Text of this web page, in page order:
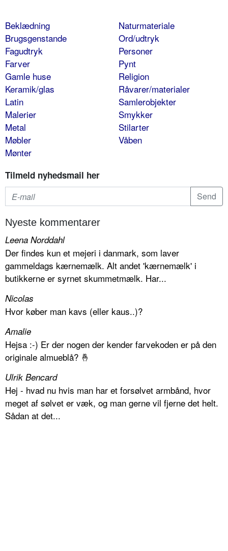
Beklædning
Brugsgenstande
Fagudtryk
Farver
Gamle huse
Keramik/glas
Latin
Malerier
Metal
Møbler
Mønter
Naturmateriale
Ord/udtryk
Personer
Pynt
Religion
Råvarer/materialer
Samlerobjekter
Smykker
Stilarter
Våben
Tilmeld nyhedsmail her
Nyeste kommentarer
Leena Norddahl
Der findes kun et mejeri i danmark, som laver
gammeldags kærnemælk. Alt andet 'kærnemælk' i
butikkerne er syrnet skummetmælk. Har...
Nicolas
Hvor køber man kavs (eller kaus..)?
Amalie
Hejsa :-) Er der nogen der kender farvekoden er på den
originale almueblå? 🤞
Ulrik Bencard
Hej - hvad nu hvis man har et forsølvet armbånd, hvor
meget af sølvet er væk, og man gerne vil fjerne det helt.
Sådan at det...